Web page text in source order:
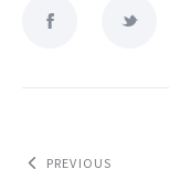
PREVIOUS